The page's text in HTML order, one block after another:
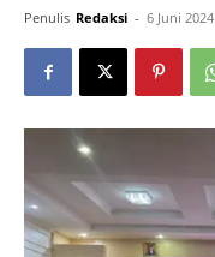
Penulis Redaksi - 6 Juni 2024